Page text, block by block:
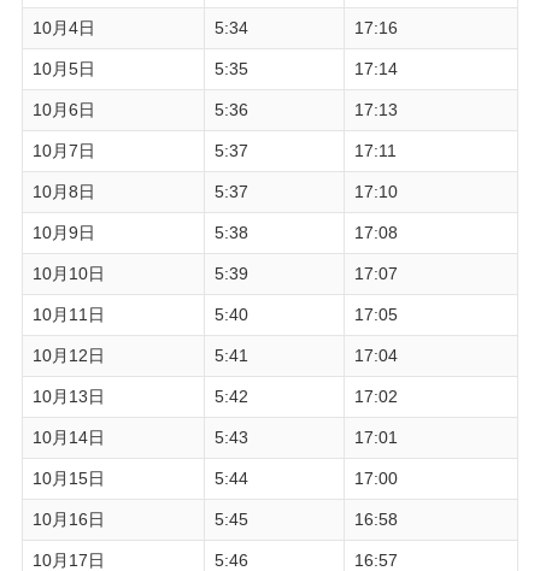
10月4日 5:34 17:16
10月5日 5:35 17:14
10月6日 5:36 17:13
10月7日 5:37 17:11
10月8日 5:37 17:10
10月9日 5:38 17:08
10月10日 5:39 17:07
10月11日 5:40 17:05
10月12日 5:41 17:04
10月13日 5:42 17:02
10月14日 5:43 17:01
10月15日 5:44 17:00
10月16日 5:45 16:58
10月17日 5:46 16:57